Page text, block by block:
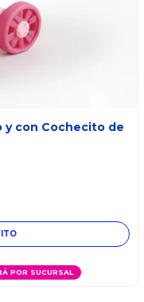
y con Cochecito de
POR SUCURSAL